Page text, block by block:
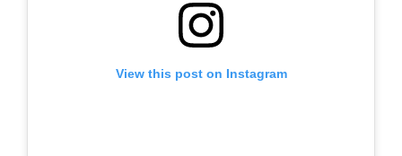
View this post on Instagram